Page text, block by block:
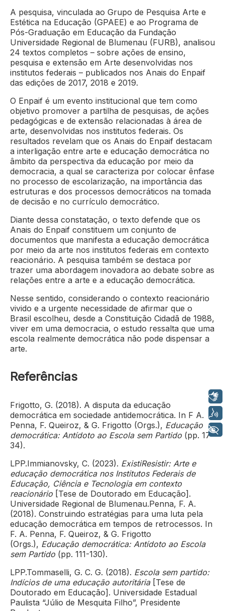
A pesquisa, vinculada ao Grupo de Pesquisa Arte e
Estética na Educação (GPAEE) e ao Programa de
Pós-Graduação em Educação da Fundação
Universidade Regional de Blumenau (FURB), analisou
24 textos completos – sobre ações de ensino,
pesquisa e extensão em Arte desenvolvidas nos
institutos federais – publicados nos Anais do Enpaif
das edições de 2017, 2018 e 2019.
O Enpaif é um evento institucional que tem como
objetivo promover a partilha de pesquisas, de ações
pedagógicas e de extensão relacionadas à área de
arte, desenvolvidas nos institutos federais. Os
resultados revelam que os Anais do Enpaif destacam
a interligação entre arte e educação democrática no
âmbito da perspectiva da educação por meio da
democracia, a qual se caracteriza por colocar ênfase
no processo de escolarização, na importância das
estruturas e dos processos democráticos na tomada
de decisão e no currículo democrático.
Diante dessa constatação, o texto defende que os
Anais do Enpaif constituem um conjunto de
documentos que manifesta a educação democrática
por meio da arte nos institutos federais em contexto
reacionário. A pesquisa também se destaca por
trazer uma abordagem inovadora ao debate sobre as
relações entre a arte e a educação democrática.
Nesse sentido, considerando o contexto reacionário
vivido e a urgente necessidade de afirmar que o
Brasil escolheu, desde a Constituição Cidadã de 1988,
viver em uma democracia, o estudo ressalta que uma
escola realmente democrática não pode dispensar a
arte.
Referências
Frigotto, G. (2018). A disputa da educação
democrática em sociedade antidemocrática. In F A.
Penna, F. Queiroz, & G. Frigotto (Orgs.), Educação
democrática: Antídoto ao Escola sem Partido (pp. 17-
34).
LPP.Immianovsky, C. (2023). ExistiResistir: Arte e
educação democrática nos Institutos Federais de
Educação, Ciência e Tecnologia em contexto
reacionário [Tese de Doutorado em Educação].
Universidade Regional de Blumenau.Penna, F. A.
(2018). Construindo estratégias para uma luta pela
educação democrática em tempos de retrocessos. In
F. A. Penna, F. Queiroz, & G. Frigotto
(Orgs.), Educação democrática: Antídoto ao Escola
sem Partido (pp. 111-130).
LPP.Tommaselli, G. C. G. (2018). Escola sem partido:
Indícios de uma educação autoritária[Tese de
Doutorado em Educação]. Universidade Estadual
Paulista “Júlio de Mesquita Filho”, Presidente
Voz
+ Acessibilidade